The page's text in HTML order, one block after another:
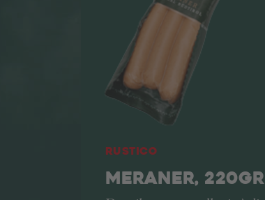
Rustico
MERANER, 220GR